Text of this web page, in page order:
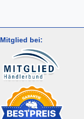
Mitglied bei: